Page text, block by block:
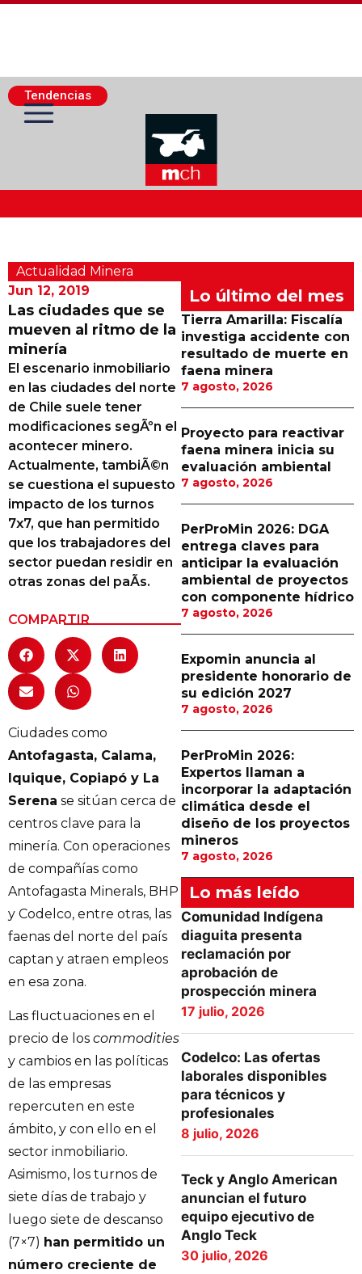
Tendencias
Actualidad Minera
Minería Superficie
Minerí­a Subterránea
Proveedores
Canal Digital
Columnas de Opinión
Designaciones
Calendario de Eventos
Revistas Digital
Siguenos
Actualidad Minera
Jun 12, 2019
Las ciudades que se
mueven al ritmo de la
minería
El escenario inmobiliario
en las ciudades del norte
de Chile suele tener
modificaciones segÃºn el
acontecer minero.
Actualmente, tambiÃ©n
se cuestiona el supuesto
impacto de los turnos
7x7, que han permitido
que los trabajadores del
sector puedan residir en
otras zonas del paÃ­s.
COMPARTIR
Ciudades como
Antofagasta, Calama,
Iquique, Copiapó y La
Serena se sitúan cerca de
centros clave para la
minería. Con operaciones
de compañías como
Antofagasta Minerals, BHP
y Codelco, entre otras, las
faenas del norte del país
captan y atraen empleos
en esa zona.
Las fluctuaciones en el
precio de los commodities
y cambios en las políticas
de las empresas
repercuten en este
ámbito, y con ello en el
sector inmobiliario.
Asimismo, los turnos de
siete días de trabajo y
luego siete de descanso
(7×7) han permitido un
número creciente de
Lo último del mes
Tierra Amarilla: Fiscalía
investiga accidente con
resultado de muerte en
faena minera
7 agosto, 2026
Proyecto para reactivar
faena minera inicia su
evaluación ambiental
7 agosto, 2026
PerProMin 2026: DGA
entrega claves para
anticipar la evaluación
ambiental de proyectos
con componente hídrico
7 agosto, 2026
Expomin anuncia al
presidente honorario de
su edición 2027
7 agosto, 2026
PerProMin 2026:
Expertos llaman a
incorporar la adaptación
climática desde el
diseño de los proyectos
mineros
7 agosto, 2026
Lo más leído
Comunidad Indígena
diaguita presenta
reclamación por
aprobación de
prospección minera
17 julio, 2026
Codelco: Las ofertas
laborales disponibles
para técnicos y
profesionales
8 julio, 2026
Teck y Anglo American
anuncian el futuro
equipo ejecutivo de
Anglo Teck
30 julio, 2026